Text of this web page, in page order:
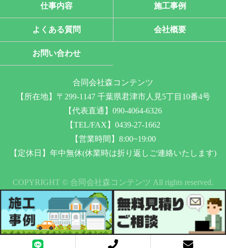
仕事内容 施工事例
よくある質問 会社概要
お問い合わせ
合同会社森コンテンツ
【所在地】〒299-1147 千葉県君津市人見5丁目10番4号
【代表直通】090-4064-6326
【TEL/FAX】0439-27-1662
【営業時間】8:00~19:00
【定休日】年中無休(休業時は折り返しご連絡いたします)
COPYRIGHT © 合同会社森コンテンツ All rights reserved.